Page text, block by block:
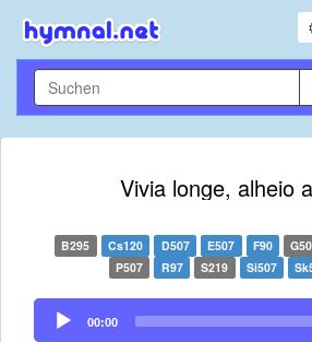
Vivia longe, alheio
B295 Cs120 D507 E507 F90
P507
R97 S219 Si507
Audio
Player
00:00